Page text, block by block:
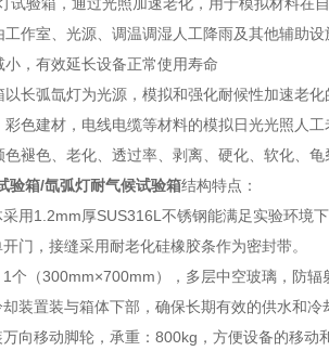
工作室、光源、调温调湿人工降雨及其他辅助
小，有效延长设备正常使用寿命
以长弧氙灯为光源，模拟和强化耐候性加速老
彩色建材，电线电缆等材料的模拟日光光照人
褪色、老化、透过率、剥离、硬化、软化、龟
验箱/氙弧灯耐气候试验箱结构特点：
用1.2mm厚SUS316L不锈钢能满足实验环境
门，接缝采用耐老化硅橡胶条作为密封带。
个（300mm×700mm），多层中空玻璃，防辐
装置装与箱体下部，确保长期有效的供水和冷
向移动脚轮，承重：800kg，方便设备的移动